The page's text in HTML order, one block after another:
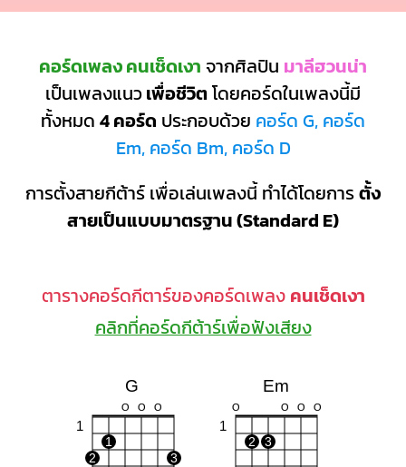
คอร์ดเพลง คนเช็ดเงา จากศิลปิน มาลีฮวนน่า
เป็นเพลงแนวเพื่อชีวิตโดยคอร์ดในเพลงนี้มี
ทั้งหมด 4 คอร์ด ประกอบด้วย คอร์ด G, คอร์ด
Em, คอร์ด Bm, คอร์ด D
การตั้งสายกีต้าร์ เพื่อเล่นเพลงนี้ ทำได้โดยการตั้ง
สายเป็นแบบมาตรฐาน (Standard E)
ตารางคอร์ดกีตาร์ของคอร์ดเพลง คนเช็ดเงา
คลิกที่คอร์ดกีต้าร์เพื่อฟังเสียง
G
O O O
1
1
2
3
Em
O O O O
1
2 3